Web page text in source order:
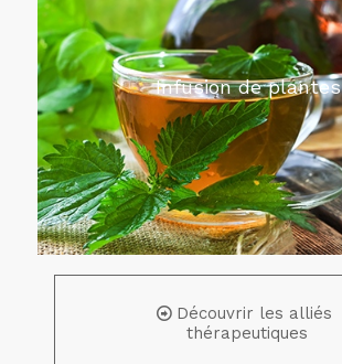
Infusion de plantes
Découvrir les alliés
thérapeutiques